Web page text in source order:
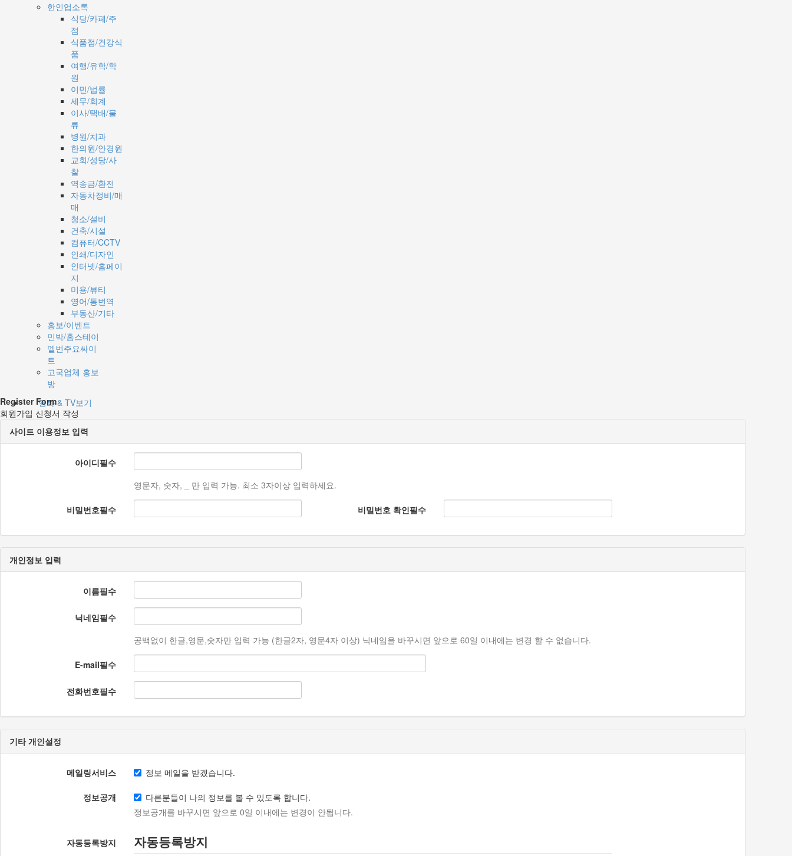
한인업소록
식당/카페/주
점
식품점/건강식
품
여행/유학/학
원
이민/법률
세무/회계
이사/택배/물
류
병원/치과
한의원/안경원
교회/성당/사
찰
역송금/환전
자동차정비/매
매
청소/설비
건축/시설
컴퓨터/CCTV
인쇄/디자인
인터넷/홈페이
지
미용/뷰티
영어/통번역
부동산/기타
홍보/이벤트
민박/홈스테이
멜번주요싸이
트
고국업체 홍보
방
영화 & TV보기
Register Form
회원가입 신청서 작성
사이트 이용정보 입력
아이디필수
영문자, 숫자, _ 만 입력 가능. 최소 3자이상 입력하세요.
비밀번호필수 비밀번호 확인필수
개인정보 입력
이름필수
닉네임필수
공백없이 한글,영문,숫자만 입력 가능 (한글2자, 영문4자 이상) 닉네임을 바꾸시면 앞으로 60일 이내에는 변경 할 수 없습니다.
E-mail필수
전화번호필수
기타 개인설정
메일링서비스 정보 메일을 받겠습니다.
정보공개
다른분들이 나의 정보를 볼 수 있도록 합니다.
정보공개를 바꾸시면 앞으로 0일 이내에는 변경이 안됩니다.
자동등록방지 자동등록방지